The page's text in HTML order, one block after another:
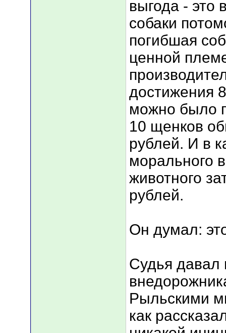
выгода - это
собаки
погибшая
ценной
достижения
можно было
10 щенков
рублей. И в
морального
животного
рублей.
Он думал:
Судья давал
Рыльскими
как